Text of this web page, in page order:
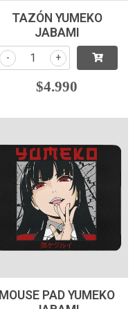
TAZÓN YUMEKO
JABAMI
+
-
$4.990
MOUSE PAD YUMEKO